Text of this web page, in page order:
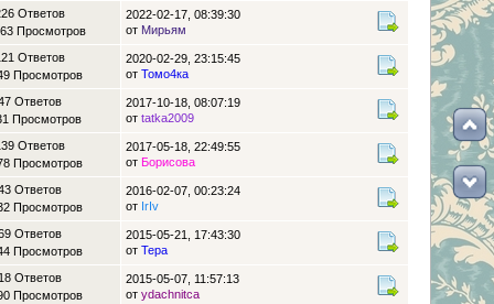
Ответов
Просмотров
2022-02-17, 08:39:30
от Мирьям
Ответов
Просмотров
2020-02-29, 23:15:45
от Томо4ка
Ответов
Просмотров
2017-10-18, 08:07:19
от tatka2009
Ответов
Просмотров
2017-05-18, 22:49:55
от Борисова
Ответов
Просмотров
2016-02-07, 00:23:24
от IrIv
Ответов
Просмотров
2015-05-21, 17:43:30
от Тера
Ответов
Просмотров
2015-05-07, 11:57:13
от ydachnitca